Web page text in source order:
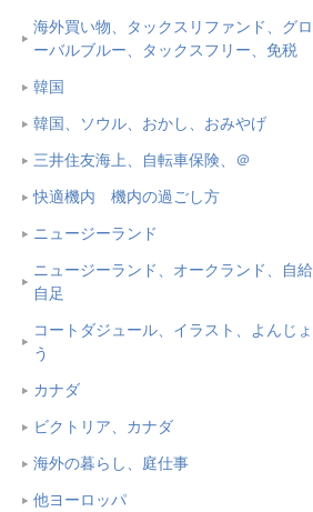
海外買い物、タックスリファンド、グロ
ーバルブルー、タックスフリー、免税
韓国
韓国、ソウル、おかし、おみやげ
三井住友海上、自転車保険、＠
快適機内 機内の過ごし方
ニュージーランド
ニュージーランド、オークランド、自給
自足
コートダジュール、イラスト、よんじょ
う
カナダ
ビクトリア、カナダ
海外の暮らし、庭仕事
他ヨーロッパ